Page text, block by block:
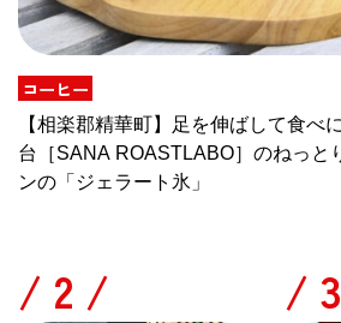
コーヒー
【相楽郡精華町】足を伸ばして食べ
台［SANA ROASTLABO］のねっと
ンの「ジェラート氷」
/